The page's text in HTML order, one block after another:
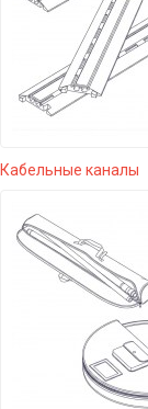
Кабельные каналы